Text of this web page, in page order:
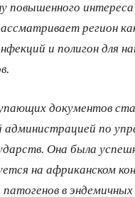
повышенного
регион
и полигон для
документов
администрацией по
Она была
на африканском
патогенов в